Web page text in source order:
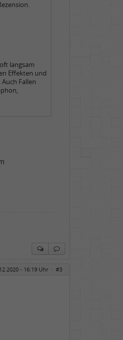
langsam
Effekten und
Fallen
- 16:19 Uhr · #3